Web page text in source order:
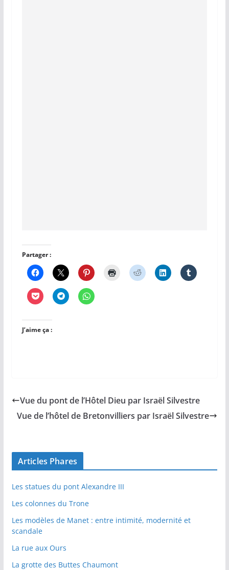
Partager :
J’aime ça :
Vue du pont de l’Hôtel Dieu par Israël Silvestre
Vue de l’hôtel de Bretonvilliers par Israël Silvestre
Articles Phares
Les statues du pont Alexandre III
Les colonnes du Trone
Les modèles de Manet : entre intimité, modernité et
scandale
La rue aux Ours
La grotte des Buttes Chaumont